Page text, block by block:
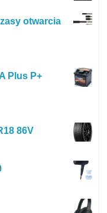
otwarcia
Plus P+
86V